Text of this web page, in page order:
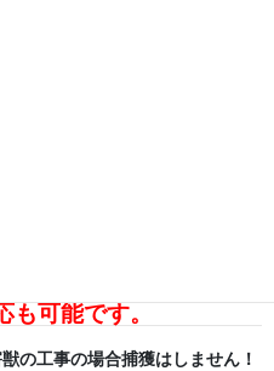
可能です。
の工事の場合捕獲はしません！